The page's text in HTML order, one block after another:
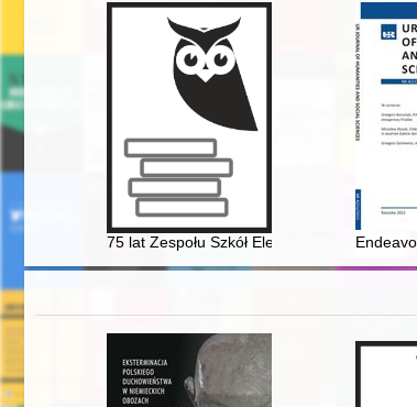
75 lat Zespołu Szkół Elektryczno-